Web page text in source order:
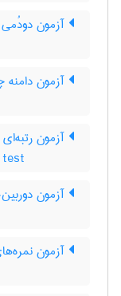
آزمون دودُمی
آزمون دامنه
آزمون رتبه‌ای
آزمون
آزمون